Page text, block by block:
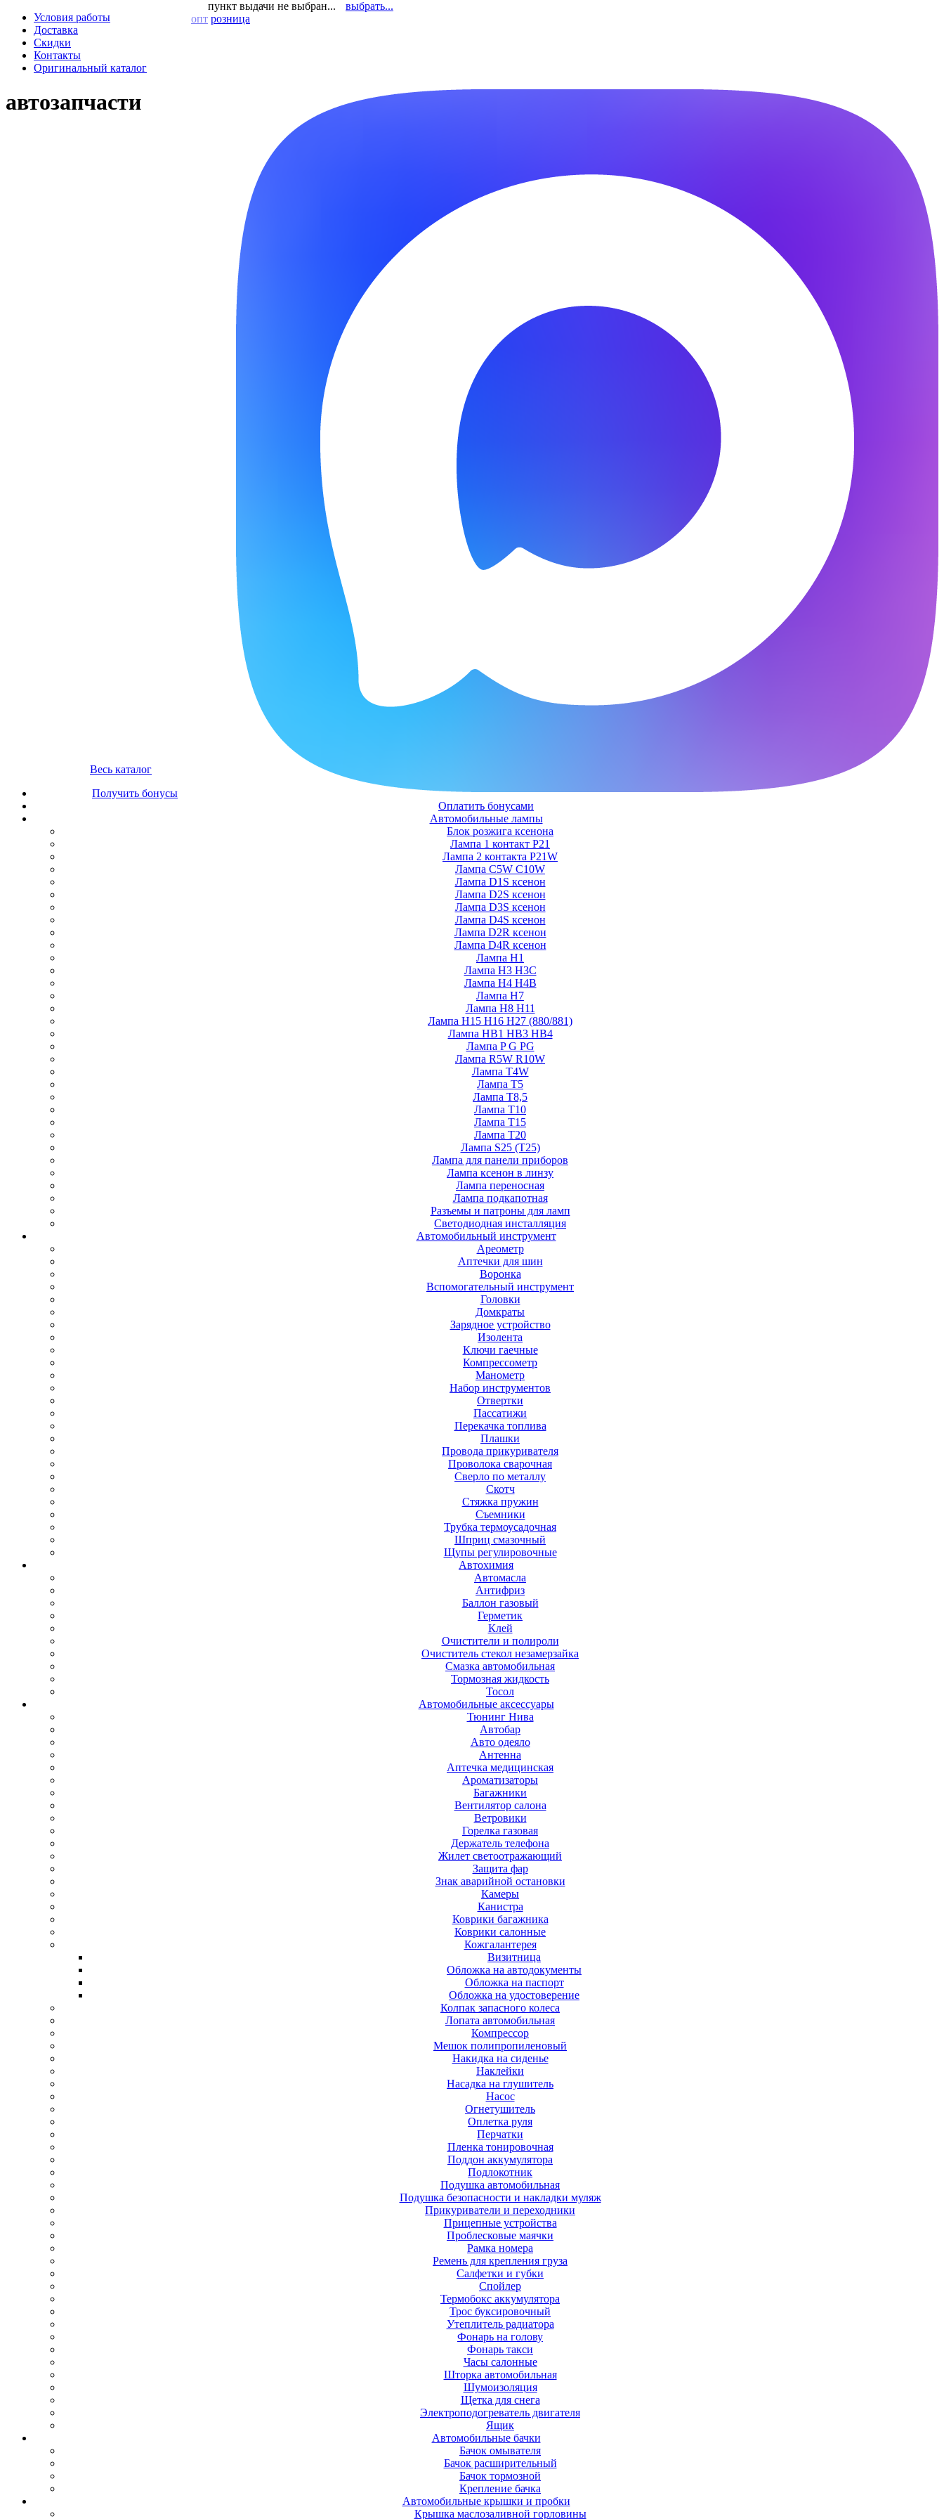
Условия работы
Доставка
Скидки
Контакты
Оригинальный каталог
пункт выдачи не выбран...
выбрать...
опт розница
автозапчасти
Весь каталог
Получить бонусы
Оплатить бонусами
Автомобильные лампы
Блок розжига ксенона
Лампа 1 контакт P21
Лампа 2 контакта P21W
Лампа C5W C10W
Лампа D1S ксенон
Лампа D2S ксенон
Лампа D3S ксенон
Лампа D4S ксенон
Лампа D2R ксенон
Лампа D4R ксенон
Лампа H1
Лампа H3 H3C
Лампа H4 H4B
Лампа H7
Лампа H8 H11
Лампа H15 H16 H27 (880/881)
Лампа HB1 HB3 HB4
Лампа P G PG
Лампа R5W R10W
Лампа T4W
Лампа T5
Лампа T8,5
Лампа T10
Лампа T15
Лампа T20
Лампа S25 (T25)
Лампа для панели приборов
Лампа ксенон в линзу
Лампа переносная
Лампа подкапотная
Разъемы и патроны для ламп
Светодиодная инсталляция
Автомобильный инструмент
Ареометр
Аптечки для шин
Воронка
Вспомогательный инструмент
Головки
Домкраты
Зарядное устройство
Изолента
Ключи гаечные
Компрессометр
Манометр
Набор инструментов
Отвертки
Пассатижи
Перекачка топлива
Плашки
Провода прикуривателя
Проволока сварочная
Сверло по металлу
Скотч
Стяжка пружин
Съемники
Трубка термоусадочная
Шприц смазочный
Щупы регулировочные
Автохимия
Автомасла
Антифриз
Баллон газовый
Герметик
Клей
Очистители и полироли
Очиститель стекол незамерзайка
Смазка автомобильная
Тормозная жидкость
Тосол
Автомобильные аксессуары
Тюнинг Нива
Автобар
Авто одеяло
Антенна
Аптечка медицинская
Ароматизаторы
Багажники
Вентилятор салона
Ветровики
Горелка газовая
Держатель телефона
Жилет светоотражающий
Защита фар
Знак аварийной остановки
Камеры
Канистра
Коврики багажника
Коврики салонные
Кожгалантерея
Визитница
Обложка на автодокументы
Обложка на паспорт
Обложка на удостоверение
Колпак запасного колеса
Лопата автомобильная
Компрессор
Мешок полипропиленовый
Накидка на сиденье
Наклейки
Насадка на глушитель
Насос
Огнетушитель
Оплетка руля
Перчатки
Пленка тонировочная
Поддон аккумулятора
Подлокотник
Подушка автомобильная
Подушка безопасности и накладки муляж
Прикуриватели и переходники
Прицепные устройства
Проблесковые маячки
Рамка номера
Ремень для крепления груза
Салфетки и губки
Спойлер
Термобокс аккумулятора
Трос буксировочный
Утеплитель радиатора
Фонарь на голову
Фонарь такси
Часы салонные
Шторка автомобильная
Шумоизоляция
Щетка для снега
Электроподогреватель двигателя
Ящик
Автомобильные бачки
Бачок омывателя
Бачок расширительный
Бачок тормозной
Крепление бачка
Автомобильные крышки и пробки
Крышка маслозаливной горловины